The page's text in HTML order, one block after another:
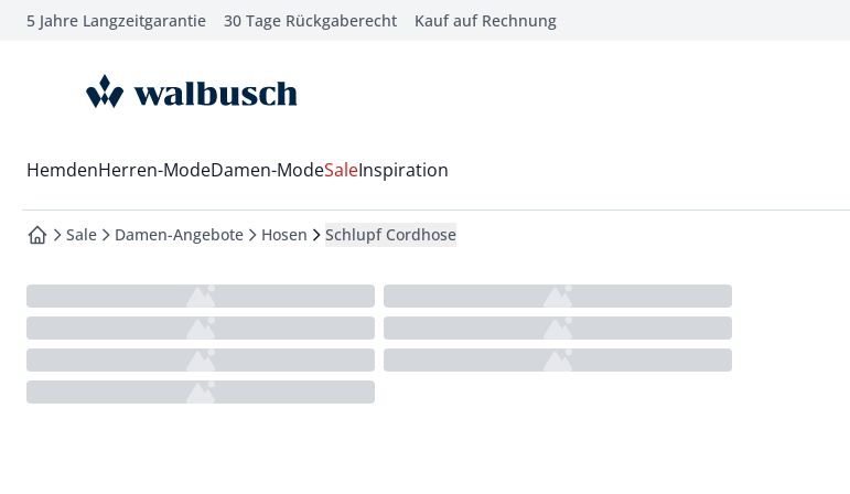
springen
springen
springen
5 Jahre Langzeitgarantie 30 Tage Rückgaberecht Kauf auf Rechnung
zur Startseite
Wechsel in das Menü mit Pfeil-Runter Taste
HemdenHerren-ModeDamen-ModeSaleInspiration
zur Startseite
Sale Damen-Angebote Hosen Schlupf Cordhose